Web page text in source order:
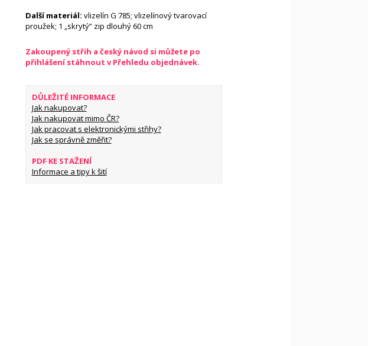
Další materiál: vlizelín G 785; vlizelínový tvarovací
proužek; 1 „skrytý“ zip dlouhý 60 cm
Zakoupený střih a český návod si můžete po
přihlášení stáhnout v Přehledu objednávek.
DŮLEŽITÉ INFORMACE
Jak nakupovat?
Jak nakupovat mimo ČR?
Jak pracovat s elektronickými střihy?
Jak se správně změřit?
PDF KE STAŽENÍ
Informace a tipy k šití